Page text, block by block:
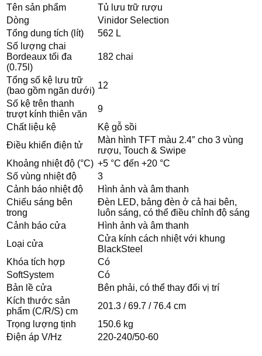
Tên sản phẩm
Tủ lưu trữ rượu
Dòng
Vinidor Selection
Tổng dung tích (lít)
562 L
Số lượng chai
Bordeaux tối đa
(0.75l)
182 chai
Tổng số kệ lưu trữ
(bao gồm ngăn dưới)
12
Số kệ trên thanh
trượt kính thiên văn
9
Chất liệu kệ
Kệ gỗ sồi
Điều khiển điện tử
Màn hình TFT màu 2.4″ cho 3 vùng
rượu, Touch & Swipe
Khoảng nhiệt độ (°C) +5 °C đến +20 °C
Số vùng nhiệt độ
3
Cảnh báo nhiệt độ
Hình ảnh và âm thanh
Chiếu sáng bên
trong
Đèn LED, bảng đèn ở cả hai bên,
luôn sáng, có thể điều chỉnh độ sáng
Cảnh báo cửa
Hình ảnh và âm thanh
Loại cửa
Cửa kính cách nhiệt với khung
BlackSteel
Khóa tích hợp
Có
SoftSystem
Có
Bản lề cửa
Bên phải, có thể thay đổi vị trí
Kích thước sản
phẩm (C/R/S) cm
201.3 / 69.7 / 76.4 cm
Trọng lượng tịnh
150.6 kg
Điện áp V/Hz
220-240/50-60